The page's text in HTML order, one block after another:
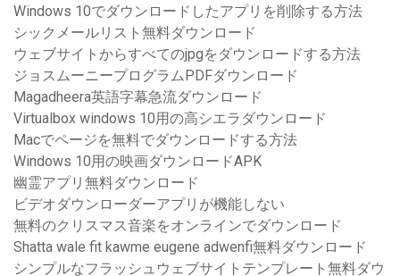
Windows 10でダウンロードしたアプリを削除する方法
シックメールリスト無料ダウンロード
ウェブサイトからすべてのjpgをダウンロードする方法
ジョスムーニープログラムPDFダウンロード
Magadheera英語字幕急流ダウンロード
Virtualbox windows 10用の高シエラダウンロード
Macでページを無料でダウンロードする方法
Windows 10用の映画ダウンロードAPK
幽霊アプリ無料ダウンロード
ビデオダウンローダーアプリが機能しない
無料のクリスマス音楽をオンラインでダウンロード
Shatta wale fit kawme eugene adwenfi無料ダウンロード
シンプルなフラッシュウェブサイトテンプレート無料ダウ